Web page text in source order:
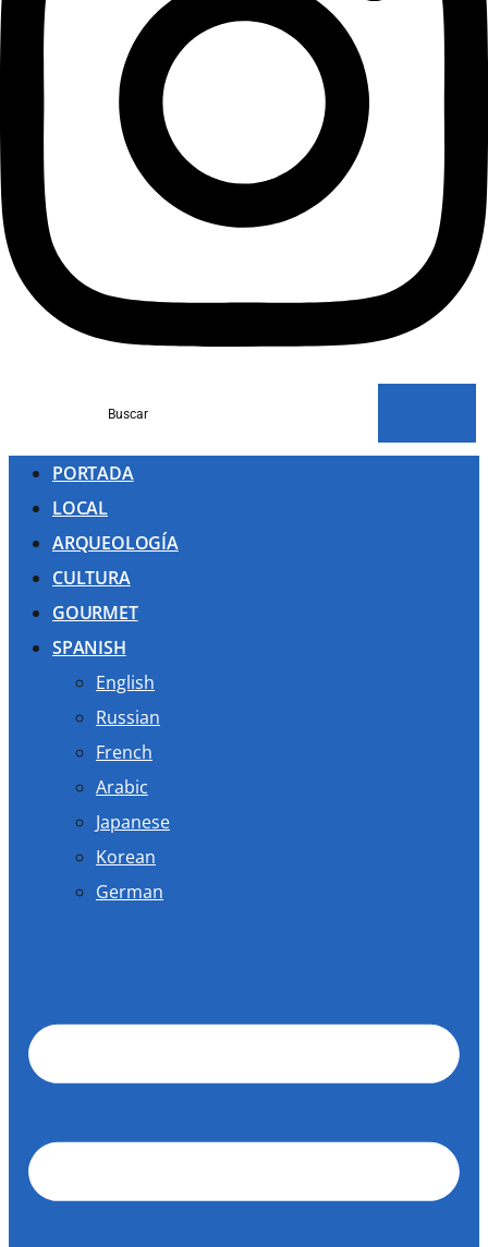
Buscar
PORTADA
LOCAL
ARQUEOLOGÍA
CULTURA
GOURMET
SPANISH
English
Russian
French
Arabic
Japanese
Korean
German